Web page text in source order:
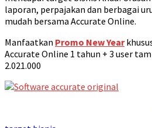
laporan, perpajakan dan berbagai
mudah bersama Accurate Online.
Manfaatkan Promo New Year
Accurate Online 1 tahun + 3 user
2.021.000